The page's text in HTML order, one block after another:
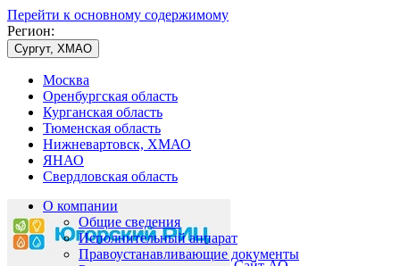
Перейти к основному содержимому
Регион:
Сургут, ХМАО
Москва
Оренбургская область
Курганская область
Тюменская область
Нижневартовск, ХМАО
ЯНАО
Свердловская область
О компании
Общие сведения
Исполнительный аппарат
Правоустанавливающие документы